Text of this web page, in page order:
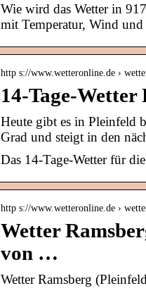
Wie wird das Wetter in
mit Temperatur, Wind
http s://www.wetteronline.de ›
14-Tage-
Heute gibt es in Pleinfeld
Grad und steigt in den
Das 14-Tage-Wetter für
http s://www.wetteronline.de ›
Wetter
von …
Wetter Ramsberg